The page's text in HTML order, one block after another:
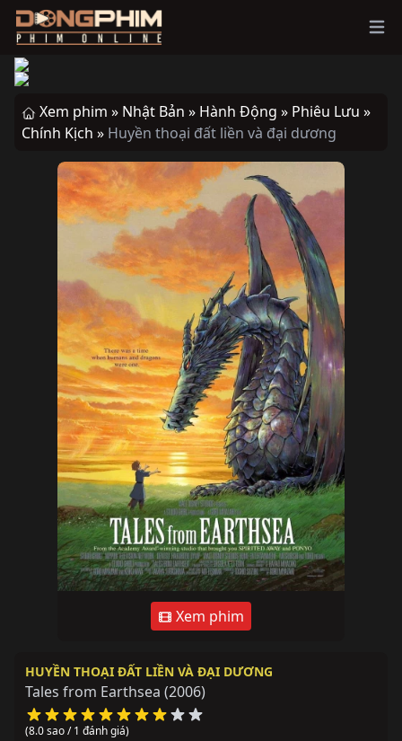
Xem phim » Nhật Bản » Hành Động » Phiêu Lưu »
Chính Kịch » Huyền thoại đất liền và đại dương
Xem phim
HUYỀN THOẠI ĐẤT LIỀN VÀ ĐẠI DƯƠNG
Tales from Earthsea (2006)
(8.0 sao / 1 đánh giá)